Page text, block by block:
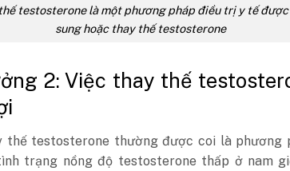
testosterone là một phương pháp điều trị y tế
sung hoặc thay thế testosterone
2: Việc thay thế
thế testosterone thường được coi là phương
trạng nồng độ testosterone thấp ở nam